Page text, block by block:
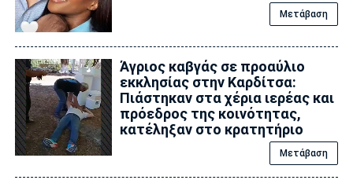
Μετάβαση
Άγριος καβγάς σε προαύλιο
εκκλησίας στην Καρδίτσα:
Πιάστηκαν στα χέρια ιερέας και
πρόεδρος της κοινότητας,
κατέληξαν στο κρατητήριο
Μετάβαση